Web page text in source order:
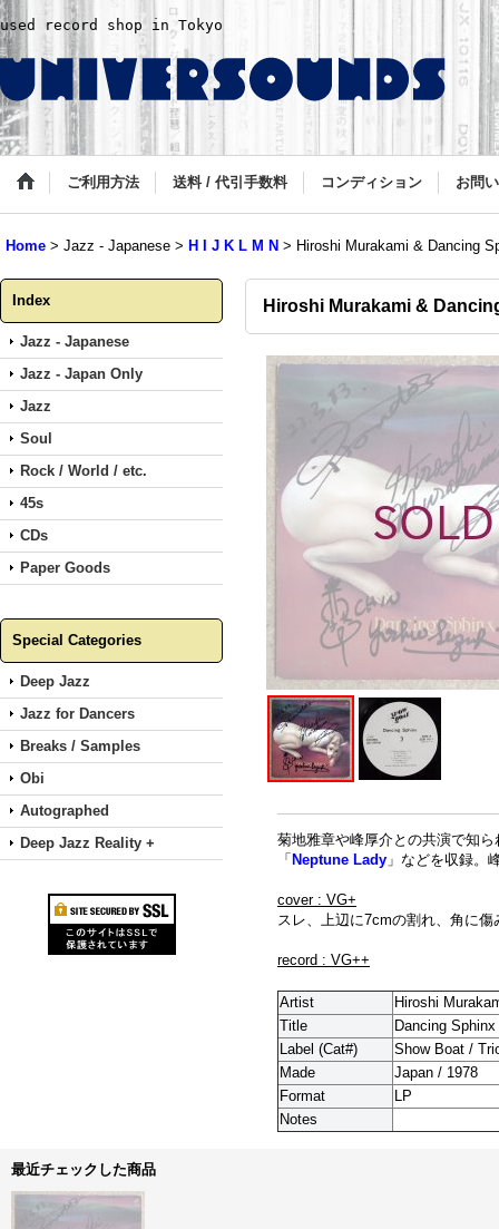
used record shop in Tokyo
ご利用方法 送料 / 代引手数料 コンディション お問
Home > Jazz - Japanese > H I J K L M N > Hiroshi Murakami & Dancing
Index
Jazz - Japanese
Jazz - Japan Only
Jazz
Soul
Rock / World / etc.
45s
CDs
Paper Goods
Special Categories
Deep Jazz
Jazz for Dancers
Breaks / Samples
Obi
Autographed
Deep Jazz Reality +
Hiroshi Murakami &
菊地雅章や峰厚介との共演で知
「 Neptune Lady 」などを収録。
cover : VG+
スレ、上辺に7cmの割れ、角に
record : VG++
Artist
Hiroshi
Title
Dancing Sphinx
Label (Cat#)
Show Boat /
Made
Japan / 1978
Format
LP
Notes
最近チェックした商品